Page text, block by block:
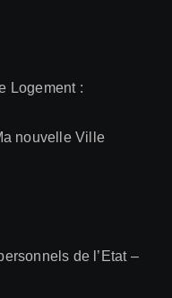
Logement :
nouvelle Ville
de l’Etat –